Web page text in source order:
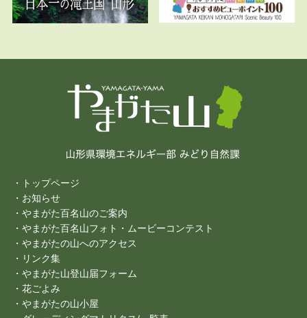
・トップページ
・お知らせ
・やまがた百名山のご案内
・やまがた百名山フォト・ムービーコンテスト
・やまがたの山へのアクセス
・リンク集
・やまがた山登山届フォーム
・花ごよみ
・やまがたの山小屋